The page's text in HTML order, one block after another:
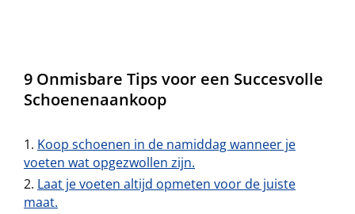
9 Onmisbare Tips voor een Succesvolle
Schoenenaankoop
Koop schoenen in de namiddag wanneer je
voeten wat opgezwollen zijn.
Laat je voeten altijd opmeten voor de juiste
maat.